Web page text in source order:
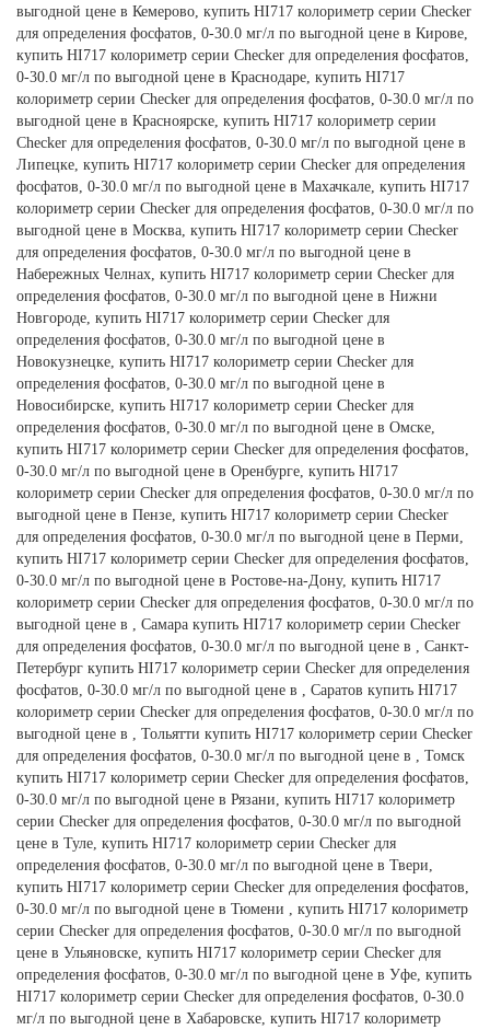
выгодной цене в Кемерово, купить HI717 колориметр серии Checker
для определения фосфатов, 0-30.0 мг/л по выгодной цене в Кирове,
купить HI717 колориметр серии Checker для определения фосфатов,
0-30.0 мг/л по выгодной цене в Краснодаре, купить HI717
колориметр серии Checker для определения фосфатов, 0-30.0 мг/л по
выгодной цене в Красноярске, купить HI717 колориметр серии
Checker для определения фосфатов, 0-30.0 мг/л по выгодной цене в
Липецке, купить HI717 колориметр серии Checker для определения
фосфатов, 0-30.0 мг/л по выгодной цене в Махачкале, купить HI717
колориметр серии Checker для определения фосфатов, 0-30.0 мг/л по
выгодной цене в Москва, купить HI717 колориметр серии Checker
для определения фосфатов, 0-30.0 мг/л по выгодной цене в
Набережных Челнах, купить HI717 колориметр серии Checker для
определения фосфатов, 0-30.0 мг/л по выгодной цене в Нижни
Новгороде, купить HI717 колориметр серии Checker для
определения фосфатов, 0-30.0 мг/л по выгодной цене в
Новокузнецке, купить HI717 колориметр серии Checker для
определения фосфатов, 0-30.0 мг/л по выгодной цене в
Новосибирске, купить HI717 колориметр серии Checker для
определения фосфатов, 0-30.0 мг/л по выгодной цене в Омске,
купить HI717 колориметр серии Checker для определения фосфатов,
0-30.0 мг/л по выгодной цене в Оренбурге, купить HI717
колориметр серии Checker для определения фосфатов, 0-30.0 мг/л по
выгодной цене в Пензе, купить HI717 колориметр серии Checker
для определения фосфатов, 0-30.0 мг/л по выгодной цене в Перми,
купить HI717 колориметр серии Checker для определения фосфатов,
0-30.0 мг/л по выгодной цене в Ростове-на-Дону, купить HI717
колориметр серии Checker для определения фосфатов, 0-30.0 мг/л по
выгодной цене в , Самара купить HI717 колориметр серии Checker
для определения фосфатов, 0-30.0 мг/л по выгодной цене в , Санкт-
Петербург купить HI717 колориметр серии Checker для определения
фосфатов, 0-30.0 мг/л по выгодной цене в , Саратов купить HI717
колориметр серии Checker для определения фосфатов, 0-30.0 мг/л по
выгодной цене в , Тольятти купить HI717 колориметр серии Checker
для определения фосфатов, 0-30.0 мг/л по выгодной цене в , Томск
купить HI717 колориметр серии Checker для определения фосфатов,
0-30.0 мг/л по выгодной цене в Рязани, купить HI717 колориметр
серии Checker для определения фосфатов, 0-30.0 мг/л по выгодной
цене в Туле, купить HI717 колориметр серии Checker для
определения фосфатов, 0-30.0 мг/л по выгодной цене в Твери,
купить HI717 колориметр серии Checker для определения фосфатов,
0-30.0 мг/л по выгодной цене в Тюмени , купить HI717 колориметр
серии Checker для определения фосфатов, 0-30.0 мг/л по выгодной
цене в Ульяновске, купить HI717 колориметр серии Checker для
определения фосфатов, 0-30.0 мг/л по выгодной цене в Уфе, купить
HI717 колориметр серии Checker для определения фосфатов, 0-30.0
мг/л по выгодной цене в Хабаровске, купить HI717 колориметр